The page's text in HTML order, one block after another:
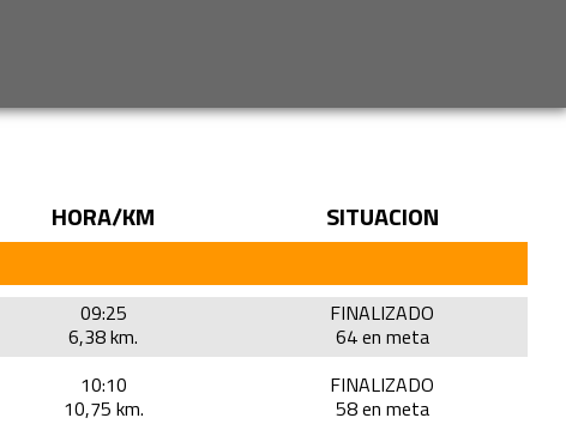
HORA/KM
SITUACION
09:25
6,38 km.
FINALIZADO
64 en meta
10:10
10,75 km.
FINALIZADO
58 en meta